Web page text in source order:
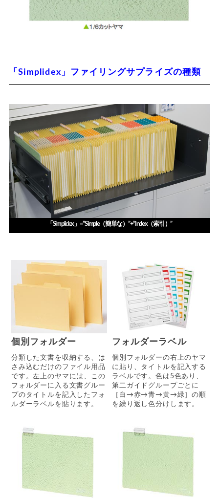
「Simplidex」ファイリングサプライズの種類
「Simplidex」=”Simple（簡単な）”+”Index（索引）”
個別フォルダー
分類した文書を収納する、は
さみ込むだけのファイル用品
です。左上のヤマには、この
フォルダーに入る文書グルー
プのタイトルを記入したフォ
ルダーラベルを貼ります。
フォルダーラベル
個別フォルダーの右上のヤマ
に貼り、タイトルを記入する
ラベルです。色は5色あり、
第二ガイドグループごとに
［白→赤→青→黄→緑］の順
を繰り返し色分けします。